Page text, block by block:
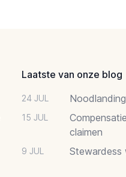
Laatste van onze blog
24 JUL
15 JUL
claimen
9 JUL Stewardess